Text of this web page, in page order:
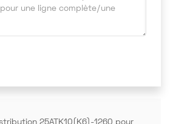
25ATK10(K6)-1260 pour